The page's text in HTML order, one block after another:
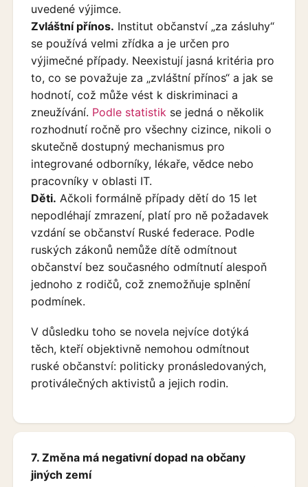
uvedené výjimce.
Zvláštní přínos. Institut občanství „za zásluhy“
se používá velmi zřídka a je určen pro
výjimečné případy. Neexistují jasná kritéria pro
to, co se považuje za „zvláštní přínos“ a jak se
hodnotí, což může vést k diskriminaci a
zneužívání. Podle statistikse jedná o několik
rozhodnutí ročně pro všechny cizince, nikoli o
skutečně dostupný mechanismus pro
integrované odborníky, lékaře, vědce nebo
pracovníky v oblasti IT.
Děti. Ačkoli formálně případy dětí do 15 let
nepodléhají zmrazení, platí pro ně požadavek
vzdání se občanství Ruské federace. Podle
ruských zákonů nemůže dítě odmítnout
občanství bez současného odmítnutí alespoň
jednoho z rodičů, což znemožňuje splnění
podmínek.
V důsledku toho se novela nejvíce dotýká
těch, kteří objektivně nemohou odmítnout
ruské občanství: politicky pronásledovaných,
protiválečných aktivistů a jejich rodin.
7. Změna má negativní dopad na občany
jiných zemí